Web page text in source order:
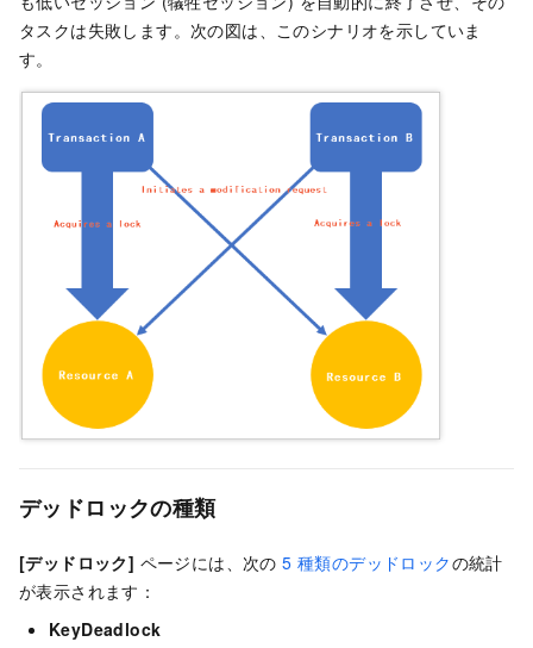
タスクは失敗します。次の図は、このシナリオを示していま
す。
デッドロックの種類
[デッドロック] ページには、次の5 種類のデッドロックの統計
が表示されます：
KeyDeadlock